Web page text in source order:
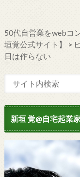
50代自営業をwebコ
垣覚公式サイト】
>
日は作らない
新垣 覚@自宅起業